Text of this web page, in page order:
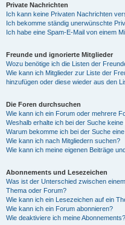
Private Nachrichten
Ich kann keine Privaten Nachrichten
Ich bekomme ständig unerwünschte
Ich habe eine Spam-E-Mail von einem
Freunde und ignorierte Mitglieder
Wozu benötige ich die Listen der
Wie kann ich Mitglieder zur Liste der
hinzufügen oder diese wieder aus den
Die Foren durchsuchen
Wie kann ich ein Forum oder mehrere
Weshalb erhalte ich bei der Suche
Warum bekomme ich bei der Suche
Wie kann ich nach Mitgliedern suchen?
Wie kann ich meine eigenen Beiträge
Abonnements und Lesezeichen
Was ist der Unterschied zwischen
Thema oder Forum?
Wie kann ich ein Lesezeichen auf ein
Wie kann ich ein Forum abonnieren?
Wie deaktiviere ich meine Abonnements?